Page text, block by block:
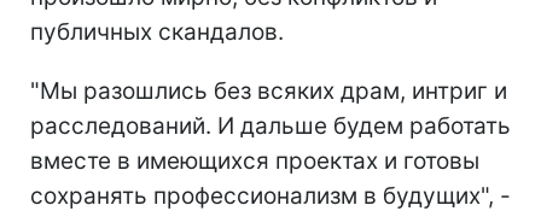
публичных скандалов.
"Мы разошлись без всяких драм, интриг и
расследований. И дальше будем работать
вместе в имеющихся проектах и готовы
сохранять профессионализм в будущих", -